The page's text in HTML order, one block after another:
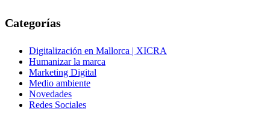
Categorías
Digitalización en Mallorca | XICRA
Humanizar la marca
Marketing Digital
Medio ambiente
Novedades
Redes Sociales